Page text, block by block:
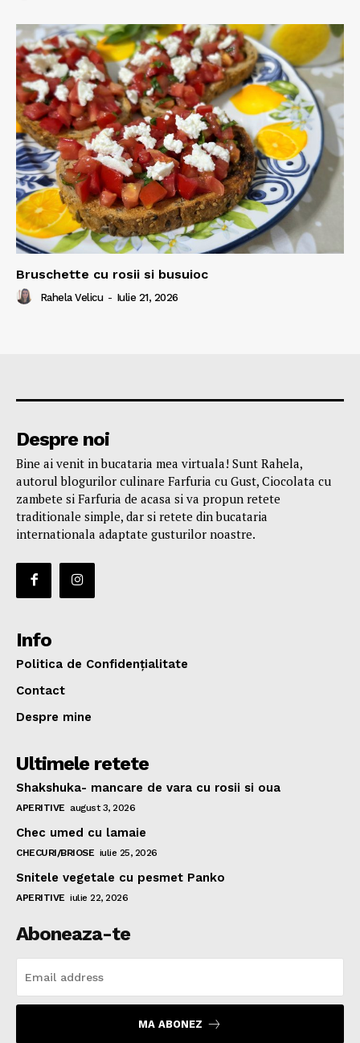
Bruschette cu rosii si busuioc
Rahela Velicu - Iulie 21, 2026
Despre noi
Bine ai venit in bucataria mea virtuala! Sunt Rahela,
autorul blogurilor culinare Farfuria cu Gust, Ciocolata cu
zambete si Farfuria de acasa si va propun retete
traditionale simple, dar si retete din bucataria
internationala adaptate gusturilor noastre.
Info
Politica de Confidențialitate
Contact
Despre mine
Ultimele retete
Shakshuka- mancare de vara cu rosii si oua
APERITIVE august 3, 2026
Chec umed cu lamaie
CHECURI/BRIOSE iulie 25, 2026
Snitele vegetale cu pesmet Panko
APERITIVE iulie 22, 2026
Aboneaza-te
MA ABONEZ